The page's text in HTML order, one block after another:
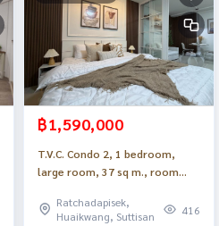
฿1,590,000
T.V.C. Condo 2, 1 bedroom,
large room, 37 sq m., room
furniture, convenient travel,
Ratchadapisek,
Huaikwang, Suttisan
416